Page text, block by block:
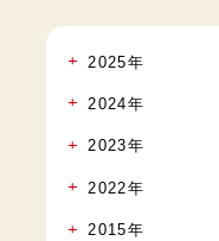
2025年
2024年
2023年
2022年
2015年